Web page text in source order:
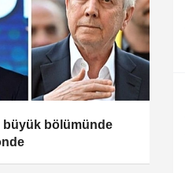
büyük bölümünde